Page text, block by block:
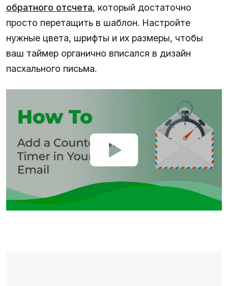
обратного отсчета, который достаточно
просто перетащить в шаблон. Настройте
нужные цвета, шрифты и их размеры, чтобы
ваш таймер органично вписался в дизайн
пасхального письма.